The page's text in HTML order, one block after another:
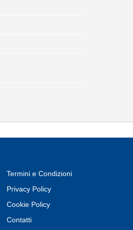
Termini e Condizioni
Privacy Policy
Cookie Policy
Contatti